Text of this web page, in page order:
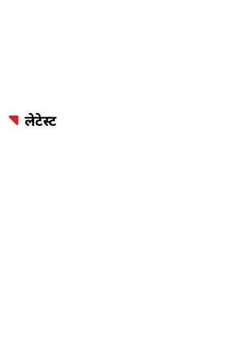
लेटेस्ट